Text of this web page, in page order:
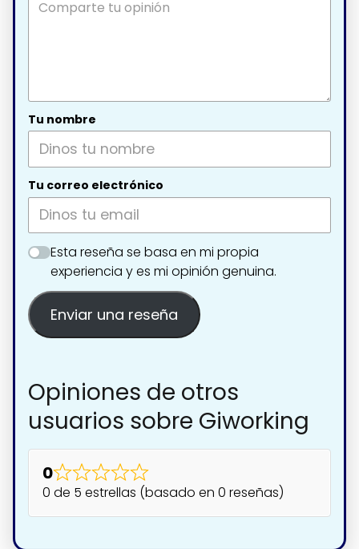
Tu nombre
Tu correo electrónico
Esta reseña se basa en mi propia
experiencia y es mi opinión genuina.
Enviar una reseña
Opiniones de otros
usuarios sobre Giworking
0
0 de 5 estrellas (basado en 0 reseñas)